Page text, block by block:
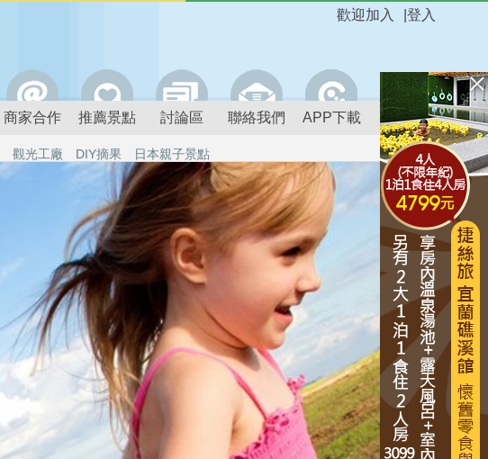
登入
歡迎加入
商家合作 推薦景點 討論區 聯絡我們 APP下載
觀光工廠 DIY摘果 日本親子景點